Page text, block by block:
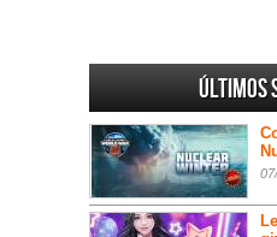
Últimos